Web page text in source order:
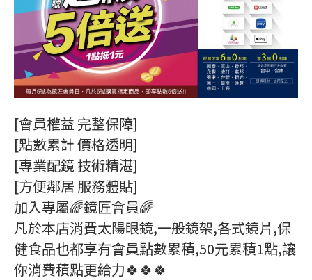
[會員權益 完整保障]
[點數累計 價格透明]
[專業配鏡 技術精湛]
[方便鄰居 服務體貼]
加入專屬🌈鏡匠會員🌈
凡於本店消費太陽眼鏡,一般鏡架,各式鏡片,保
健食品也都享有會員點數累積,50元累積1點,讓
你消費積點更給力🍀🍀🍀